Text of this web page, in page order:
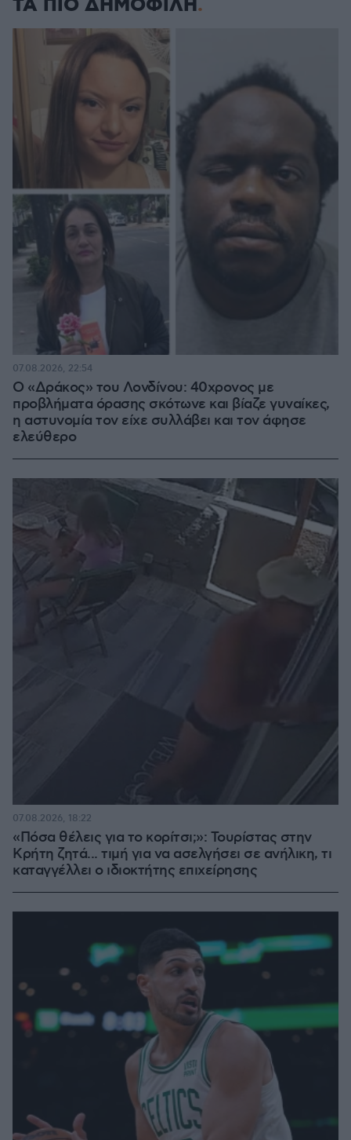
ΤΑ ΠΙΟ ΔΗΜΟΦΙΛΗ
Ο «Δράκος» του Λονδίνου: 40χρονος με
προβλήματα όρασης σκότωνε και βίαζε γυναίκες,
η αστυνομία τον είχε συλλάβει και τον άφησε
ελεύθερο
07.08.2026, 22:54
«Πόσα θέλεις για το κορίτσι;»: Τουρίστας στην
Κρήτη ζητά... τιμή για να ασελγήσει σε ανήλικη, τι
καταγγέλλει ο ιδιοκτήτης επιχείρησης
07.08.2026, 18:22